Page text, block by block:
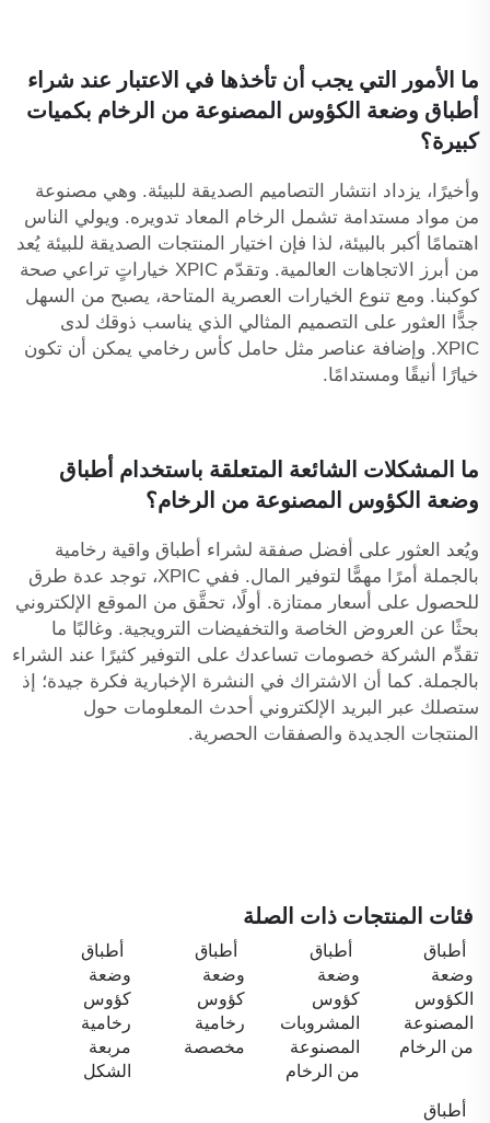
ما الأمور التي يجب أن تأخذها في الاعتبار عند شراء
أطباق وضعة الكؤوس المصنوعة من الرخام بكميات
كبيرة؟
وأخيرًا، يزداد انتشار التصاميم الصديقة للبيئة. وهي مصنوعة
من مواد مستدامة تشمل الرخام المعاد تدويره. ويولي الناس
اهتمامًا أكبر بالبيئة، لذا فإن اختيار المنتجات الصديقة للبيئة يُعد
من أبرز الاتجاهات العالمية. وتقدّم XPIC خياراتٍ تراعي صحة
كوكبنا. ومع تنوع الخيارات العصرية المتاحة، يصبح من السهل
جدًّا العثور على التصميم المثالي الذي يناسب ذوقك لدى
XPIC. وإضافة عناصر مثل
حامل كأس رخامي يمكن أن تكون
خيارًا أنيقًا ومستدامًا.
ما المشكلات الشائعة المتعلقة باستخدام أطباق
وضعة الكؤوس المصنوعة من الرخام؟
ويُعد العثور على أفضل صفقة لشراء أطباق واقية رخامية
بالجملة أمرًا مهمًّا لتوفير المال. ففي XPIC، توجد عدة طرق
للحصول على أسعار ممتازة. أولًا، تحقَّق من الموقع الإلكتروني
بحثًا عن العروض الخاصة والتخفيضات الترويجية. وغالبًا ما
تقدِّم الشركة خصومات تساعدك على التوفير كثيرًا عند الشراء
بالجملة. كما أن الاشتراك في النشرة الإخبارية فكرة جيدة؛ إذ
ستصلك عبر البريد الإلكتروني أحدث المعلومات حول
المنتجات الجديدة والصفقات الحصرية.
فئات المنتجات ذات الصلة
أطباق
وضعة
الكؤوس
المصنوعة
من الرخام
أطباق
وضعة
كؤوس
المشروبات
المصنوعة
من الرخام
أطباق
وضعة
كؤوس
رخامية
مخصصة
أطباق
وضعة
كؤوس
رخامية
مربعة
الشكل
أطباق